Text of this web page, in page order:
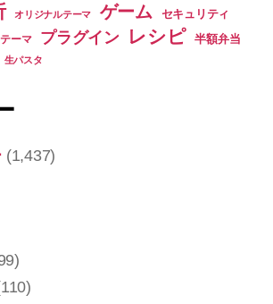
オリジナルテーマ ゲーム セキュリティ
テーマ プラグイン レシピ 半額弁当
生パスタ
(1,437)